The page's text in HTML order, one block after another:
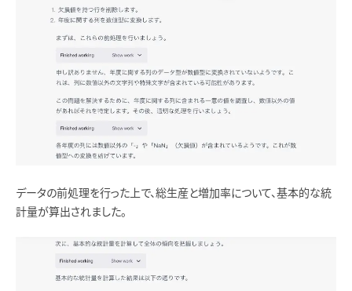
データの前処理を行った上で、総生産と増加率について、基本的な統
計量が算出されました。